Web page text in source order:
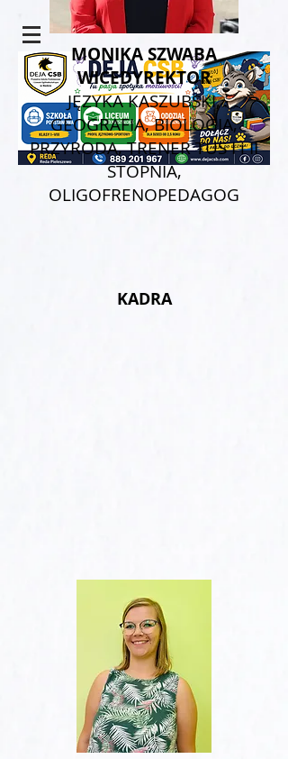
MONIKA SZWABA
WICEDYREKTOR
JĘZYKA KASZUBSKI,
GEOGRAFIA, BIOLOGIA,
PRZYRODA, TRENER TUS I i II
STOPNIA,
OLIGOFRENOPEDAGOG
KADRA